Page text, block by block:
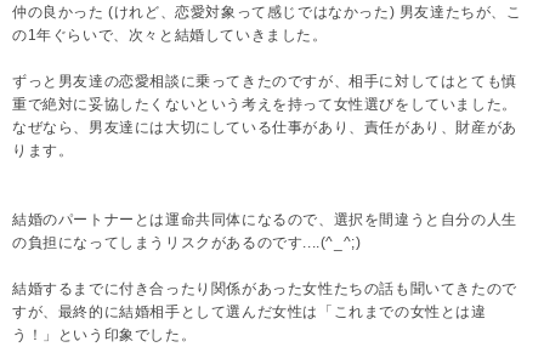
仲の良かった (けれど、恋愛対象って感じではなかった) 男友達たちが、こ
の1年ぐらいで、次々と結婚していきました。
ずっと男友達の恋愛相談に乗ってきたのですが、相手に対してはとても慎
重で絶対に妥協したくないという考えを持って女性選びをしていました。
なぜなら、男友達には大切にしている仕事があり、責任があり、財産があ
ります。
結婚のパートナーとは運命共同体になるので、選択を間違うと自分の人生
の負担になってしまうリスクがあるのです....(^_^;)
結婚するまでに付き合ったり関係があった女性たちの話も聞いてきたので
すが、最終的に結婚相手として選んだ女性は「これまでの女性とは違
う！」という印象でした。